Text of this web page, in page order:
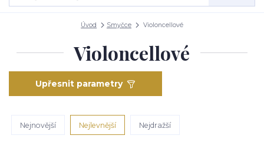
Úvod Smyčce Violoncellové
Violoncellové
Upřesnit parametry
Nejnovější Nejlevnější Nejdražší